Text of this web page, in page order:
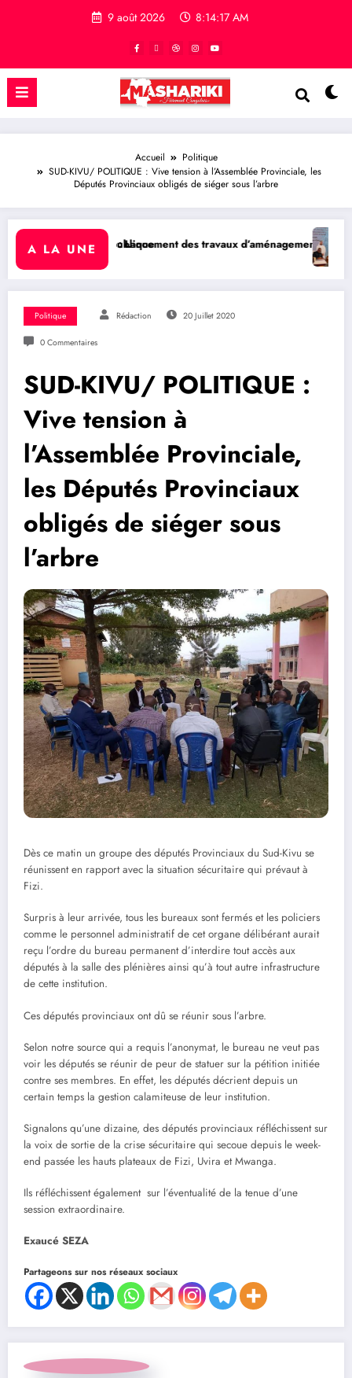
9 août 2026 8:14:18 AM
Accueil
Politique
SUD-KIVU/ POLITIQUE : Vive tension à l’Assemblée Provinciale, les
Députés Provinciaux obligés de siéger sous l’arbre
A LA UNE
des travaux d’aménagement de la voirie sur l’avenue Nyofu 1:
QATAR/ POLITIQUE :
Politique Rédaction 20 Juillet 2020
0 Commentaires
SUD-KIVU/ POLITIQUE :
Vive tension à
l’Assemblée Provinciale,
les Députés Provinciaux
obligés de siéger sous
l’arbre
Dès ce matin un groupe des députés Provinciaux du Sud-Kivu se
réunissent en rapport avec la situation sécuritaire qui prévaut à
Fizi.
Surpris à leur arrivée, tous les bureaux sont fermés et les policiers
comme le personnel administratif de cet organe délibérant aurait
reçu l’ordre du bureau permanent d’interdire tout accès aux
députés à la salle des plénières ainsi qu’à tout autre infrastructure
de cette institution.
Ces députés provinciaux ont dû se réunir sous l’arbre.
Selon notre source qui a requis l’anonymat, le bureau ne veut pas
voir les députés se réunir de peur de statuer sur la pétition initiée
contre ses membres. En effet, les députés décrient depuis un
certain temps la gestion calamiteuse de leur institution.
Signalons qu’une dizaine, des députés provinciaux réfléchissent sur
la voix de sortie de la crise sécuritaire qui secoue depuis le week-
end passée les hauts plateaux de Fizi, Uvira et Mwanga.
Ils réfléchissent également sur l’éventualité de la tenue d’une
session extraordinaire.
Exaucé SEZA
Partageons sur nos réseaux sociaux